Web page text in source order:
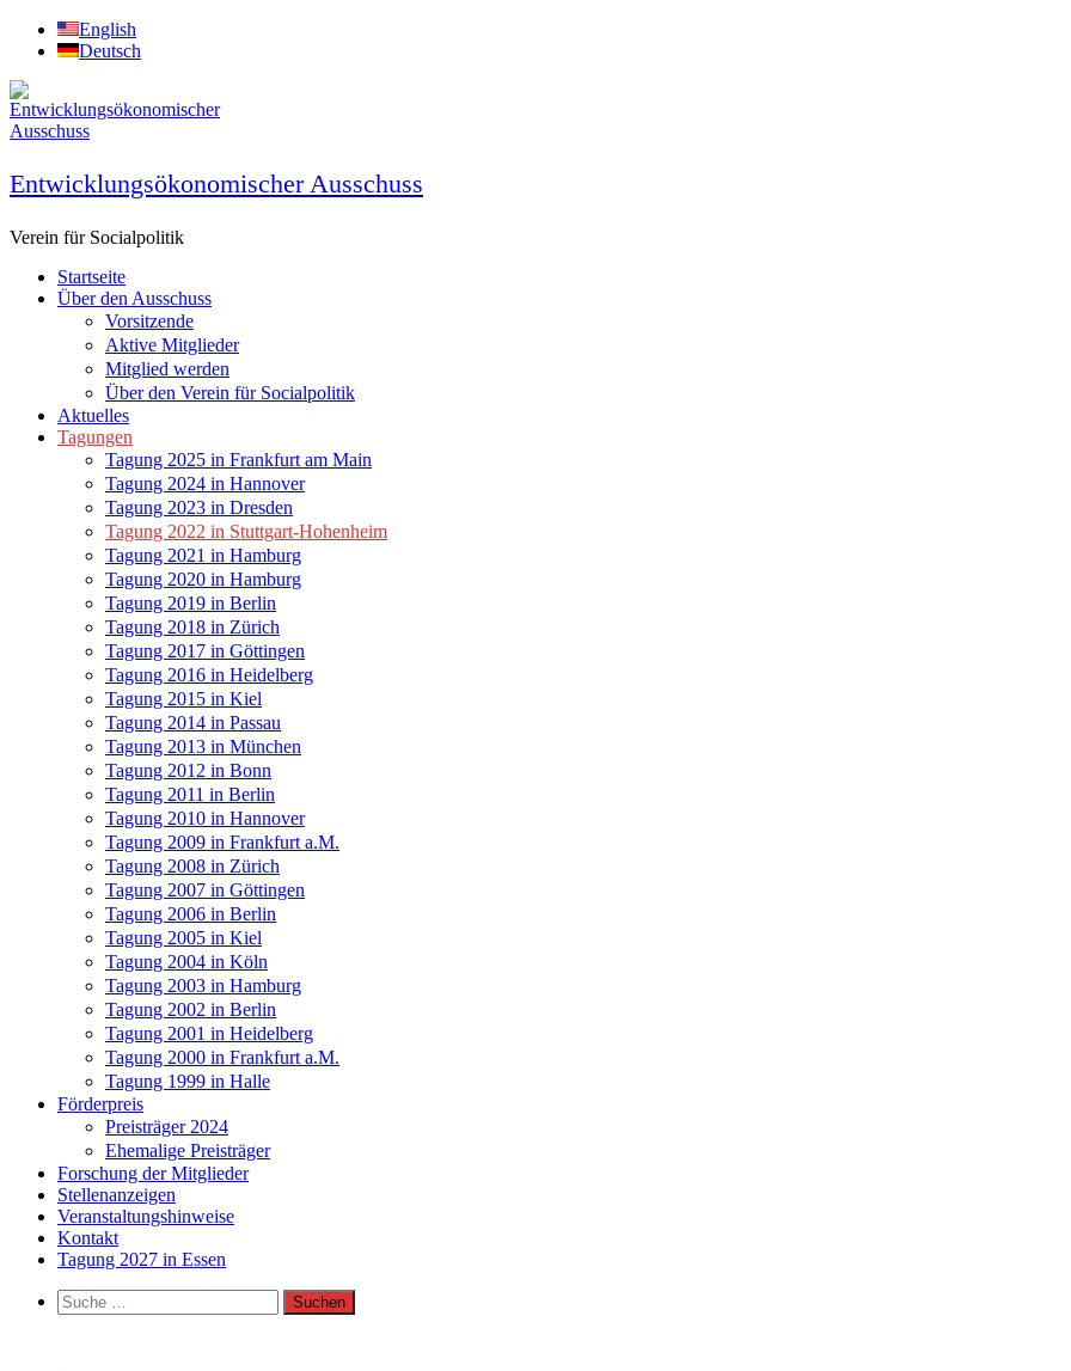
Zum
Inhalt
English
Deutsch
Entwicklungsökonomischer Ausschuss
Verein für Socialpolitik
Startseite
Über den Ausschuss
Vorsitzende
Aktive Mitglieder
Mitglied werden
Über den Verein für Socialpolitik
Aktuelles
Tagungen
Tagung 2025 in Frankfurt am Main
Tagung 2024 in Hannover
Tagung 2023 in Dresden
Tagung 2022 in Stuttgart-Hohenheim
Tagung 2021 in Hamburg
Tagung 2020 in Hamburg
Tagung 2019 in Berlin
Tagung 2018 in Zürich
Tagung 2017 in Göttingen
Tagung 2016 in Heidelberg
Tagung 2015 in Kiel
Tagung 2014 in Passau
Tagung 2013 in München
Tagung 2012 in Bonn
Tagung 2011 in Berlin
Tagung 2010 in Hannover
Tagung 2009 in Frankfurt a.M.
Tagung 2008 in Zürich
Tagung 2007 in Göttingen
Tagung 2006 in Berlin
Tagung 2005 in Kiel
Tagung 2004 in Köln
Tagung 2003 in Hamburg
Tagung 2002 in Berlin
Tagung 2001 in Heidelberg
Tagung 2000 in Frankfurt a.M.
Tagung 1999 in Halle
Förderpreis
Preisträger 2024
Ehemalige Preisträger
Forschung der Mitglieder
Stellenanzeigen
Veranstaltungshinweise
Kontakt
Tagung 2027 in Essen
Suche
nach: